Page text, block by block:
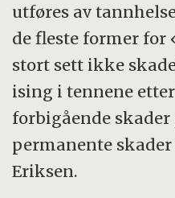
utføres av
de fleste former
stort sett ikke
ising i tennene
forbigående
permanente
Eriksen.